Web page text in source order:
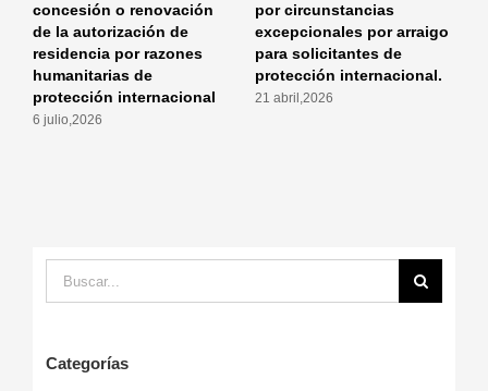
concesión o renovación
de la autorización de
residencia por razones
humanitarias de
protección internacional
6 julio,2026
por circunstancias
excepcionales por arraigo
para solicitantes de
protección internacional.
21 abril,2026
Buscar:
Categorías